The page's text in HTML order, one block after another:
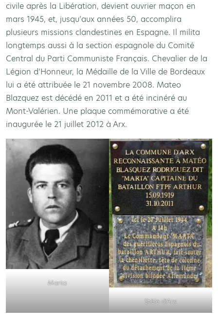
civile après la Libération, devient ouvrier maçon en
mars 1945, et, jusqu’aux années 50, accomplira
plusieurs missions clandestines en Espagne. Il milita
longtemps aussi à la section espagnole du Comité
Central du Parti Communiste Français. Chevalier de la
Légion d’Honneur, la Médaille de la Ville de Bordeaux
lui a été attribuée le 21 novembre 2008. Mateo
Blazquez est décédé en 2011 et a été incinéré au
Mont-Valérien. Une plaque commémorative a été
inaugurée le 21 juillet 2012 à Arx.
Marta
Stèle d’Arx